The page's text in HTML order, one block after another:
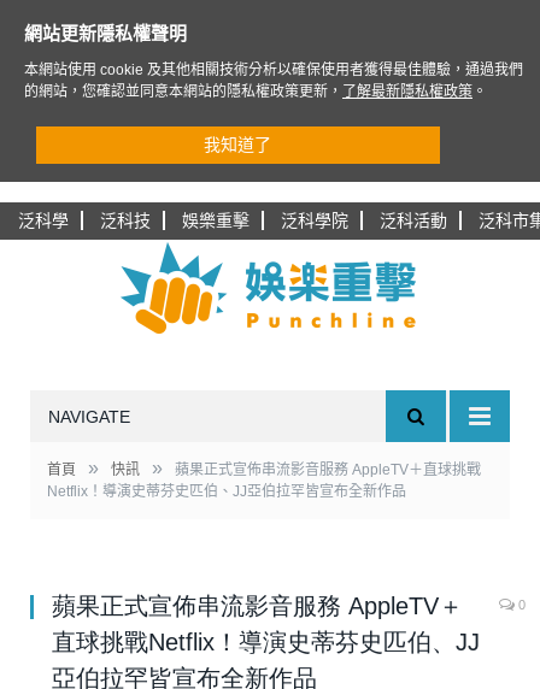
泛科學 泛科技 娛樂重擊 泛科學院 泛科活動 泛科市
NAVIGATE
首頁 » 快訊 »
蘋果正式宣佈串流影音服務 AppleTV＋直球挑戰
Netflix！導演史蒂芬史匹伯、JJ亞伯拉罕皆宣布全新作品
蘋果正式宣佈串流影音服務 AppleTV＋
直球挑戰Netflix！導演史蒂芬史匹伯、JJ
亞伯拉罕皆宣布全新作品
0
網站更新隱私權聲明
本網站使用 cookie 及其他相關技術分析以確保使用者獲得最佳體驗，通過我們
的網站，您確認並同意本網站的隱私權政策更新，
了解最新隱私權政策 。
我知道了